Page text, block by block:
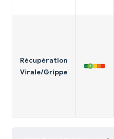
Récupération
Virale/Grippe